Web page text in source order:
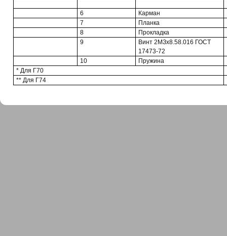
6
Карман
7
Планка
8
Прокладка
9
Винт 2МЗх8.58.016 ГОСТ
17473-72
10
Пружина
* Для Г70
** Для Г74